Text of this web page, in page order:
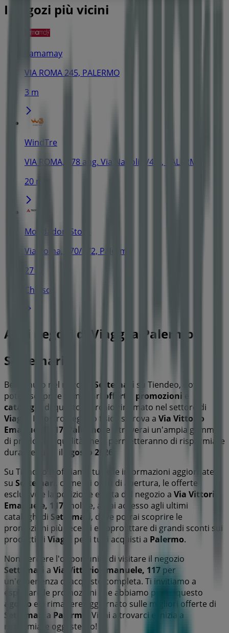
I negozi più vicini
Yamamay
VIA ROMA 245, PALERMO
3 m
WindTre
VIA ROMA, 278 ang. Via Napoli,2/4/6, PALERMO
20 m
Mondadori Store
Via Roma, 270/272, Palermo
27 m
Chiuso
Altri negozi di Viaggi a Palermo
Settemari
Benvenuto nel negozio Settemari su Tiendeo, dove
potrai scoprire le migliori
offerte promozioni
cataloghi
di questo marchio rinomato nel settore di
Viaggi
. Il nostro negozio fisico si trova a Via Vittorio
Emanuele, 117
Palermo
, e lì troverai un'ampia gamma
di prodotti di qualità che ti permetteranno di risparmiare
durante tutto il
agosto 2026
Su Tiendeo ti offriamo tutte le informazioni aggiornate
su Settemari
, come gli orari di apertura, le offerte
esclusive e la posizione esatta del negozio a Via Vittorio
Emanuele, 117 . Inoltre, avrai accesso agli ultimi
cataloghi di Settemari , dove potrai scoprire le
promozioni più recenti e approfittare di grandi sconti sui
prodotti di Viaggi per i tuoi acquisti a Palermo.
Non perdere l'opportunità di visitare il negozio
Settemari
a Via Vittorio Emanuele, 117 per
un'esperienza di acquisto completa. Ti invitiamo a
esplorare le promozioni che abbiamo per te questo
agosto e a rimanere aggiornato sulle migliori offerte di
Settemari
a Palermo
. Vieni a trovarci e inizia a
risparmiare oggi stesso!